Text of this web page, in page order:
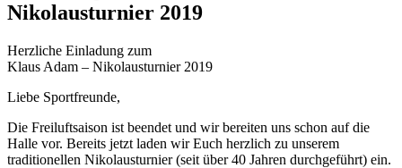
Nikolausturnier 2019
Herzliche Einladung zum
Klaus Adam – Nikolausturnier 2019
Liebe Sportfreunde,
Die Freiluftsaison ist beendet und wir bereiten uns schon auf die
Halle vor. Bereits jetzt laden wir Euch herzlich zu unserem
traditionellen Nikolausturnier (seit über 40 Jahren durchgeführt) ein.